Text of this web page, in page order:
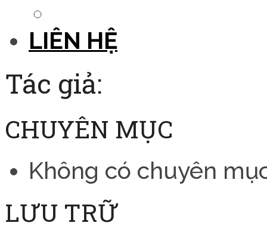
LIÊN HỆ
Tác giả:
CHUYÊN MỤC
Không có chuyên
LƯU TRỮ